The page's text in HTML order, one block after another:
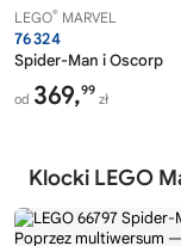
LEGO® MARVEL
76324
Spider-Man i Oscorp
od 369,99
zł
Klocki LEGO